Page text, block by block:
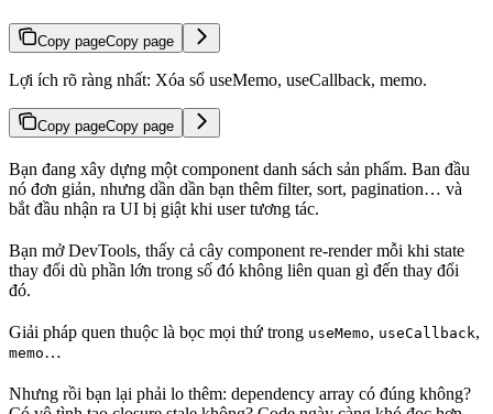
Copy pageCopy page
Lợi ích rõ ràng nhất: Xóa sổ useMemo, useCallback, memo.
Copy pageCopy page
Bạn đang xây dựng một component danh sách sản phẩm. Ban đầu
nó đơn giản, nhưng dần dần bạn thêm filter, sort, pagination… và
bắt đầu nhận ra UI bị giật khi user tương tác.
Bạn mở DevTools, thấy cả cây component re-render mỗi khi state
thay đổi dù phần lớn trong số đó không liên quan gì đến thay đổi
đó.
Giải pháp quen thuộc là bọc mọi thứ trong useMemo, useCallback,
memo…
Nhưng rồi bạn lại phải lo thêm: dependency array có đúng không?